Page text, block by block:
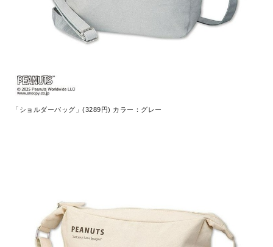
「ショルダーバッグ」(3289円) カラー：グレー